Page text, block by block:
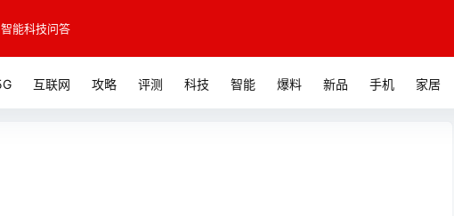
智能科技问答
互联网 攻略 评测 科技 智能 爆料 新品 手机 家居